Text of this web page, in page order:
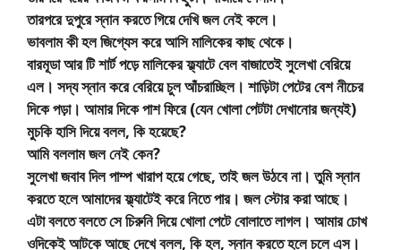
তারপরে দুপুরে স্নান করতে গিয়ে দেখি জল নেই কলে।
ভাবলাম কী হল জিগ্যেস করে আসি মালিকের কাছ থেকে।
বারমূডা আর টি শার্ট পড়ে মালিকের ফ্ল্যাটে বেল বাজাতেই সুলেখা বেরিয়ে
এল। সদ্য স্নান করে বেরিয়ে চুল আঁচরাচ্ছিল। শাড়িটা পেটের বেশ নীচের
দিকে পড়া। আমার দিকে পাশ ফিরে (যেন খোলা পেটটা দেখানোর জন্যই)
মুচকি হাসি দিয়ে বলল, কি হয়েছে?
আমি বললাম জল নেই কেন?
সুলেখা জবাব দিল পাম্প খারাপ হয়ে গেছে, তাই জল উঠবে না। তুমি স্নান
করতে হলে আমাদের ফ্ল্যাটেই করে নিতে পার। জল স্টোর করা আছে।
এটা বলতে বলতে সে চিরুনি দিয়ে খোলা পেটে বোলাতে লাগল। আমার চোখ
ওদিকেই আটকে আছে দেখে বলল, কি হল, স্নান করতে হলে চলে এস।